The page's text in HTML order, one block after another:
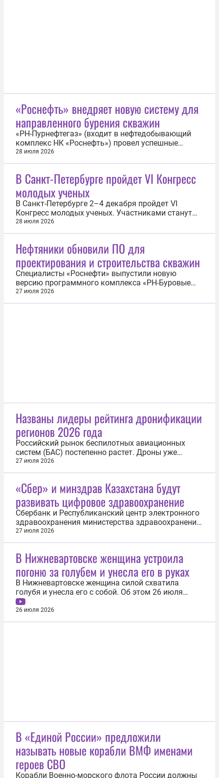
«Роснефть» внедряет новую систему для
направленного бурения скважин
«РН-Пурнефтегаз» (входит в нефтедобывающий
комплекс НК «Роснефть») провел успешные
опытно-промышленные испытания новой роторно-
управляемой системы (РУС) отечественного
Башкортостан оборудование позволило
значительно увеличить скорость бурения.
Система в...
28 июля 2026
В Санкт-Петербурге пройдет VI Конгресс
молодых ученых
В Санкт-Петербурге 2–4 декабря пройдет VI
Конгресс молодых ученых. Участниками станут
ведущие ученые, представители научных и
образовательных организаций, инженеры,
государственные деятели и представители
деловых кругов. Об этом сообщили в пресс-
службе организатора...
28 июля 2026
Нефтяники обновили ПО для
проектирования и строительства скважин
Специалисты «Роснефти» выпустили новую
версию программного комплекса «РН-Буровые
расчеты» (версия 2.0). Как сообщили в компании,
комплекс помогает инженерам проводить
27 июля 2026
Названы лидеры рейтинга дронификации
регионов 2026 года
Российский рынок беспилотных авиационных
систем (БАС) постепенно растет. Дроны уже
используются при мониторинге лесных пожаров,
обследовании линий электропередачи, обработке
направлениях. Совокупный объем оказанных
услуг уже превысил 10 млрд рублей. При...
27 июля 2026
«Сбер» и минздрав Казахстана будут
развивать цифровое здравоохранение
Сбербанк и Республиканский центр электронного
здравоохранения министерства здравоохранения
Казахстана будут развивать технологии
искусственного интеллекта и цифровые сервисы в
сотрудничестве в сфере цифрового
здравоохранения в рамках XXII Форума...
27 июля 2026
В Нижневартовске женщина устроила
погоню за голубем и унесла его в руках
В Нижневартовске женщина силой схватила
голубя и унесла его с собой. Об этом 26 июля
сообщают местные паблики. Очевидцы сняли на
видео женщину, которая устроила охоту на птиц.
Сначала она выследила стаю голубей, после чего
26 июля 2026
В «Единой России» предложили
называть новые корабли ВМФ именами
героев СВО
Корабли Военно-морского флота России должны